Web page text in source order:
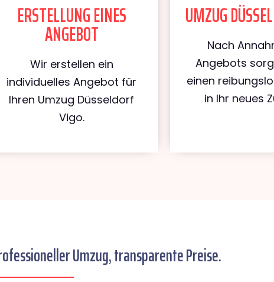
ERSTELLUNG EINES
ANGEBOT
Wir erstellen ein
individuelles Angebot für
Ihren Umzug Düsseldorf
Vigo.
UMZUG
Nach
Angebots
einen
in Ihr neues
Umzug, transparente Preise.